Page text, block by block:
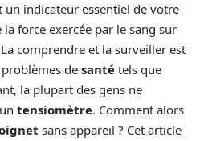
un indicateur essentiel de votre
force exercée par le sang sur
comprendre et la surveiller est
desanté tels que
la plupart des gens ne
tensiomètre. Comment alors
sans appareil ? Cet article